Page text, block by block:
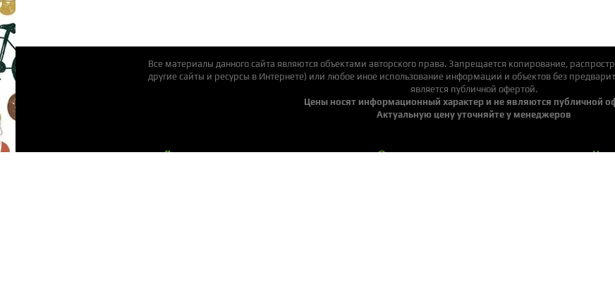
Все материалы данного сайта являются объектами авторского права. Запрещается копирование,
другие сайты и ресурсы в Интернете) или любое иное использование информации и объектов без
является публичной офертой.
Цены носят информационный характер и не являются публичной
Актуальную цену уточняйте у менеджеров
Детские площадки
Оплата и доставка